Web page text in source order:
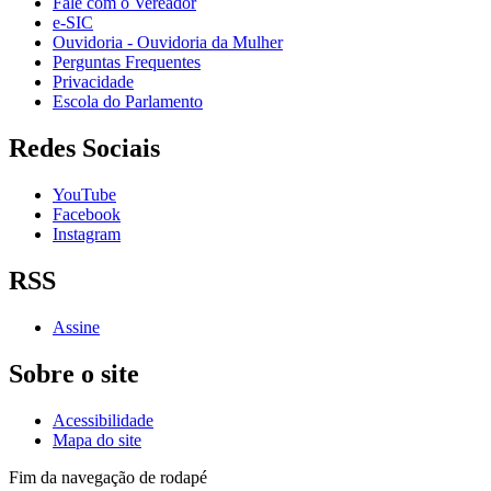
e-SIC
Ouvidoria - Ouvidoria da Mulher
Perguntas Frequentes
Privacidade
Escola do Parlamento
Redes Sociais
YouTube
Facebook
Instagram
RSS
Assine
Sobre o site
Acessibilidade
Mapa do site
Fim da navegação de rodapé